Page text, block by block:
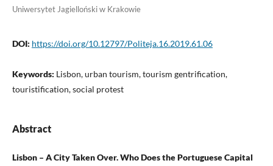
Uniwersytet Jagielloński w Krakowie
DOI: https://doi.org/10.12797/Politeja.16.2019.61.06
Keywords: Lisbon, urban tourism, tourism gentrification,
touristification, social protest
Abstract
Lisbon – A City Taken Over. Who Does the Portuguese Capital